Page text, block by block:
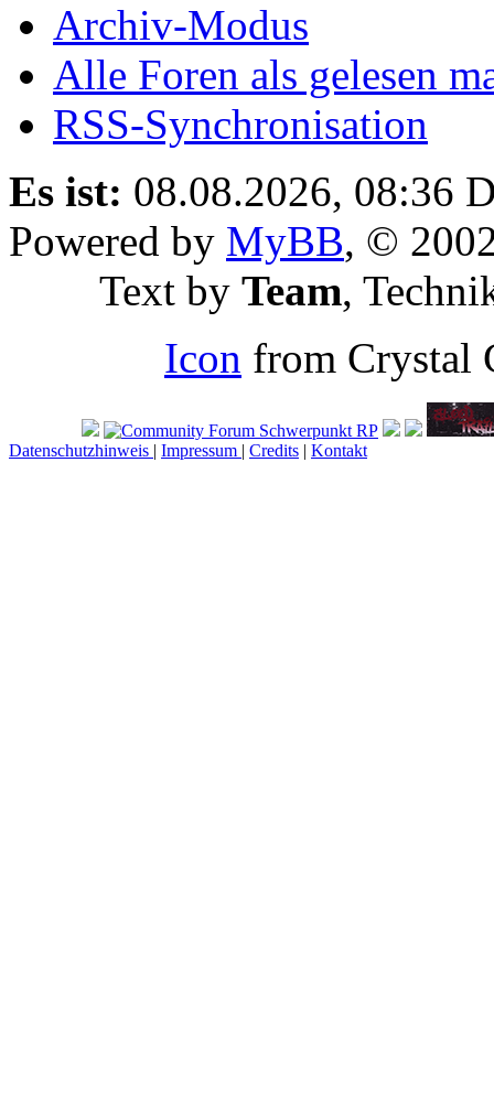
Archiv-Modus
Alle Foren als gelesen
RSS-Synchronisation
Es ist: 08.08.2026, 08:36
Powered by MyBB, ©
Text by Team,
Icon from Crystal
Datenschutzhinweis | Impressum | Credits | Kontakt